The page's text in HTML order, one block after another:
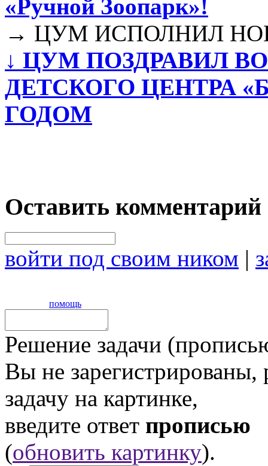
«Ручной Зоопарк»!
→ ЦУМ ИСПОЛНИЛ
↓ ЦУМ ПОЗДРАВИЛ
ДЕТСКОГО ЦЕНТРА
ГОДОМ
Оставить комментарий
войти под своим ником |
помощь
Решение задачи
Вы не
задачу на картинке,
введите ответ прописью
(обновить картинку).